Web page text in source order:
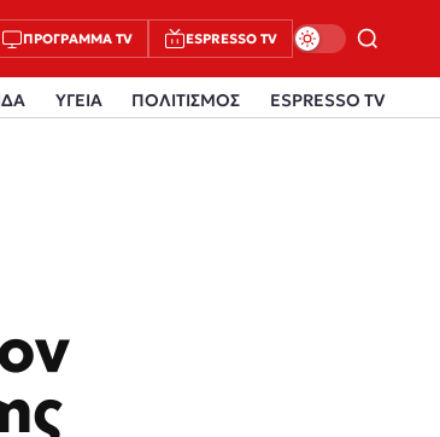
ΠΡΌΓΡΑΜΜΑ TV ESPRESSO TV
ΥΓΕΙΑ ΠΟΛΙΤΙΣΜΟΣ ESPRESSO TV